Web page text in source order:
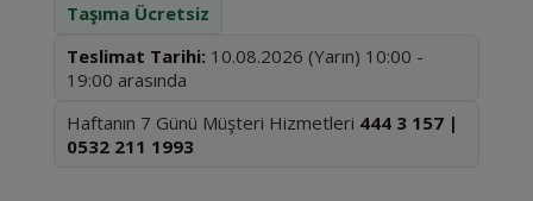
Taşıma Ücretsiz
Teslimat Tarihi: 10.08.2026 (Yarın) 10:00 -
19:00 arasında
Haftanın 7 Günü Müşteri Hizmetleri 444 3 157 |
0532 211 1993